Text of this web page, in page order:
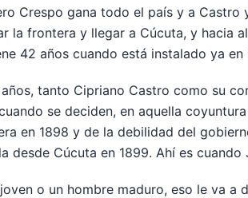
Crespo gana todo el país y a
la frontera y llegar a Cúcuta, y hacia
42 años cuando está instalado ya en
tanto Cipriano Castro como su
se deciden, en aquella
en 1898 y de la debilidad del
desde Cúcuta en 1899. Ahí es
o un hombre maduro, eso le va a